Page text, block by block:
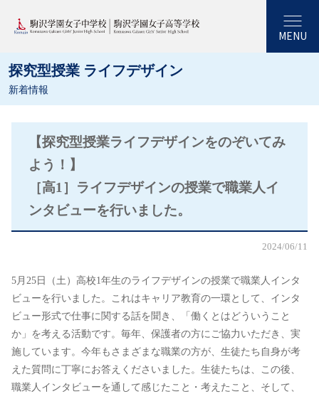
MENU
探究型授業 ライフデザイン
新着情報
【探究型授業ライフデザインをのぞいてみ
よう！】
［高1］ライフデザインの授業で職業人イ
ンタビューを行いました。
2024/06/11
5月25日（土）高校1年生のライフデザインの授業で職業人インタ
ビューを行いました。これはキャリア教育の一環として、インタ
ビュー形式で仕事に関する話を聞き、「働くとはどういうこと
か」を考える活動です。毎年、保護者の方にご協力いただき、実
施しています。今年もさまざまな職業の方が、生徒たち自身が考
えた質問に丁寧にお答えくださいました。生徒たちは、この後、
職業人インタビューを通して感じたこと・考えたこと、そして、